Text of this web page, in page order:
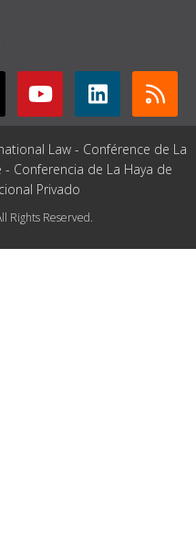
Law - Conférence de La
Conferencia de La Haya de
Privado
Rights Reserved.